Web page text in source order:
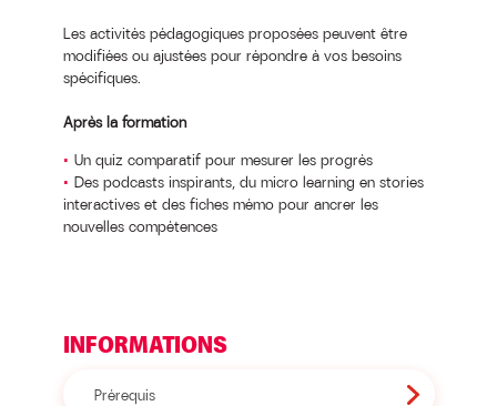
Les activités pédagogiques proposées peuvent être
modifiées ou ajustées pour répondre à vos besoins
spécifiques.
Après la formation
Un quiz comparatif pour mesurer les progrès
Des podcasts inspirants, du micro learning en stories
interactives et des fiches mémo pour ancrer les
nouvelles compétences
INFORMATIONS
Prérequis